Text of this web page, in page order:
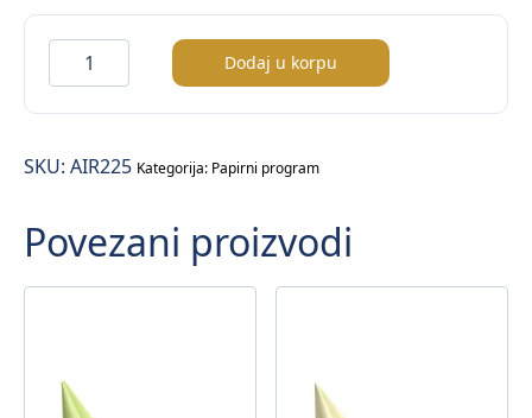
Airlaid
podmetač
za
–
boja
(fi.9cm)
–
Dodaj u korpu
SKU: AIR225 Kategorija: Papirni program
Povezani proizvodi